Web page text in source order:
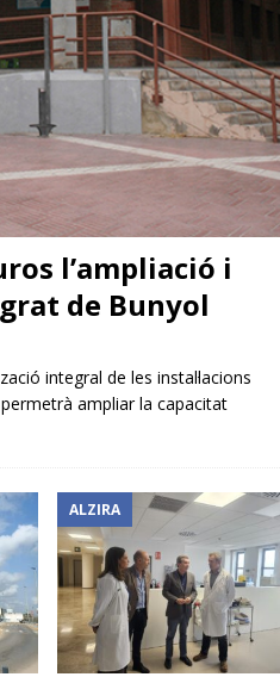
l’ampliació i
de Bunyol
integral de les instal·lacions
ampliar la capacitat
ALZIRA